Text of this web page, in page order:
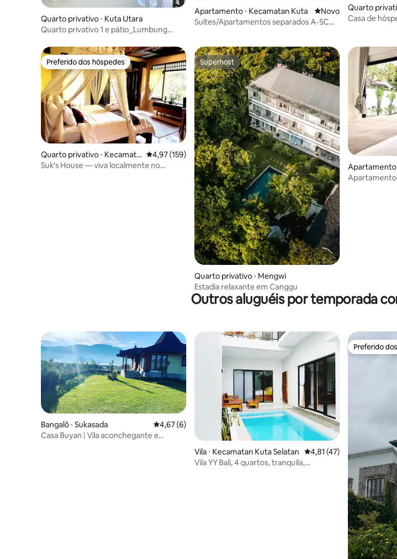
Quarto privativo ⋅ Kuta Utara
Quarto privativo 1 e pátio_Lumbung
Apartamento ⋅ Kecamatan Kuta Novo lugar para ficar
Novo
Suítes/Apartamentos separados A-SCOT
Quarto
Casa de
Preferido dos hóspedes
Preferido dos hóspedes
Quarto privativo ⋅ Kecamata
n Ubud
4,97 de uma avaliação média de 5, 159 avaliações
4,97 (159)
Suk's House — viva localmente no
Superhost
Superhost
Quarto privativo ⋅ Mengwi
Estadia relaxante em Canggu
Apartamento
Outros aluguéis por temporada
Bangalô ⋅ Sukasada 4,67 de uma avaliação média de 5, 6 avaliações
4,67 (6)
Casa Buyan | Vila aconchegante e
Vila ⋅ Kecamatan Kuta Selatan 4,81 de uma avaliação
4,81 (47)
Vila YY Bali, 4 quartos, tranquila,
Preferido
Preferido